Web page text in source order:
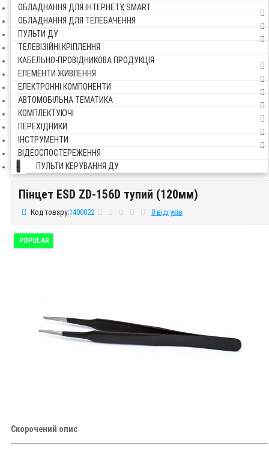
ОБЛАДНАННЯ ДЛЯ ІНТЕРНЕТУ, SMART
ОБЛАДНАННЯ ДЛЯ ТЕЛЕБАЧЕННЯ
ПУЛЬТИ ДУ
ТЕЛЕВІЗІЙНІ КРІПЛЕННЯ
КАБЕЛЬНО-ПРОВІДНИКОВА ПРОДУКЦІЯ
ЕЛЕМЕНТИ ЖИВЛЕННЯ
ЕЛЕКТРОННІ КОМПОНЕНТИ
АВТОМОБІЛЬНА ТЕМАТИКА
КОМПЛЕКТУЮЧІ
ПЕРЕХІДНИКИ
ІНСТРУМЕНТИ
ВІДЕОСПОСТЕРЕЖЕННЯ
ПУЛЬТИ КЕРУВАННЯ ДУ
Пінцет ESD ZD-156D тупий (120мм)
Пінцет ESD ZD-156D тупий (120мм)
Код товару:1400022 0 відгуків
POPULAR
Скорочений опис